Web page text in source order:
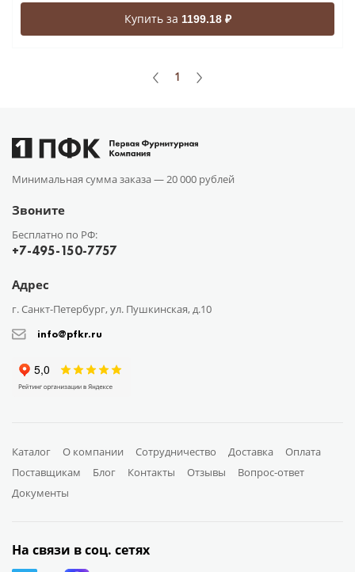
Купить за 1199.18 ₽
1
Минимальная сумма заказа —20 000 рублей
Звоните
Бесплатно по РФ:
+7-495-150-7757
Адрес
г. Санкт-Петербург, ул. Пушкинская, д.10
info@pfkr.ru
Каталог О компании Сотрудничество Доставка
Оплата
Поставщикам
Блог Контакты Отзывы
Вопрос-ответ
Документы
На связи в соц. сетях